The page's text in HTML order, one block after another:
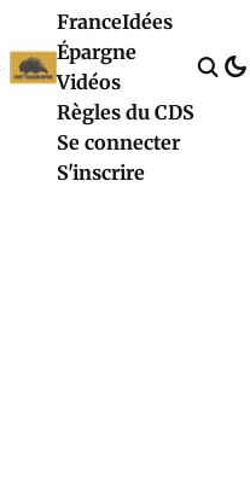
FranceIdées
Épargne
Vidéos
Règles du CDS
Se connecter
S'inscrire